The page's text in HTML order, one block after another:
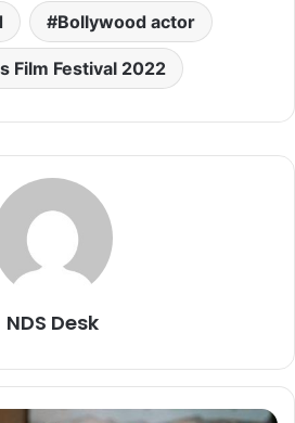
Bollywood actor
Film Festival 2022
NDS Desk